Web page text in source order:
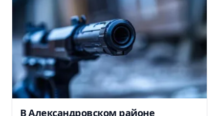
В Александровском районе